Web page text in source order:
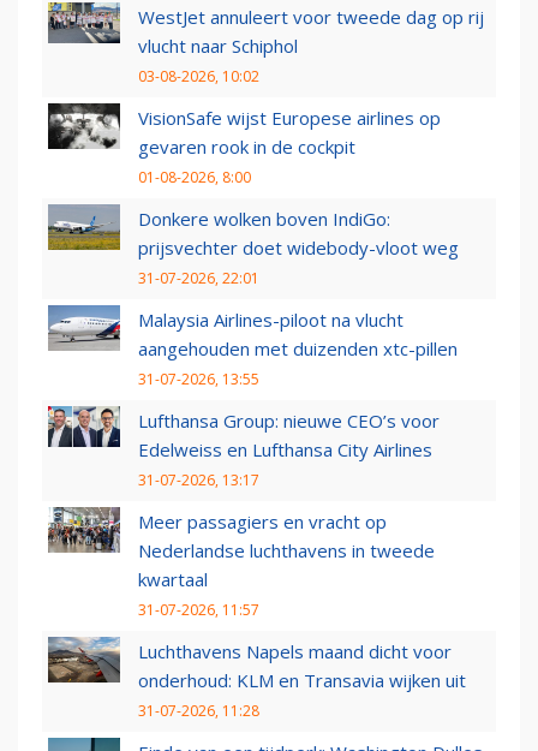
WestJet annuleert voor tweede dag op rij
vlucht naar Schiphol
03-08-2026, 10:02
VisionSafe wijst Europese airlines op
gevaren rook in de cockpit
01-08-2026, 8:00
Donkere wolken boven IndiGo:
prijsvechter doet widebody-vloot weg
31-07-2026, 22:01
Malaysia Airlines-piloot na vlucht
aangehouden met duizenden xtc-pillen
31-07-2026, 13:55
Lufthansa Group: nieuwe CEO’s voor
Edelweiss en Lufthansa City Airlines
31-07-2026, 13:17
Meer passagiers en vracht op
Nederlandse luchthavens in tweede
kwartaal
31-07-2026, 11:57
Luchthavens Napels maand dicht voor
onderhoud: KLM en Transavia wijken uit
31-07-2026, 11:28